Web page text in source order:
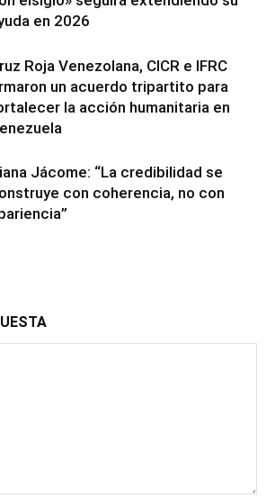
en 2026
Roja Venezolana, CICR e IFRC
un acuerdo tripartito para
la acción humanitaria en
Jácome: “La credibilidad se
con coherencia, no con